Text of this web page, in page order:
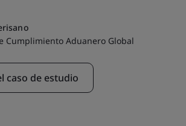
Cumplimiento Aduanero Global
caso de estudio